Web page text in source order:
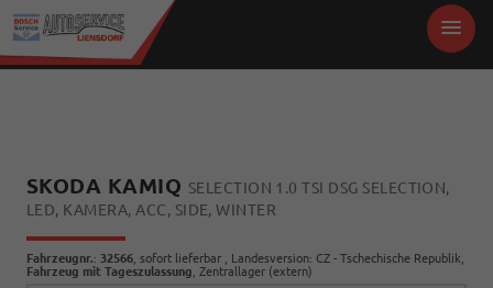
SKODA KAMIQ SELECTION 1.0 TSI DSG SELECTION,
LED, KAMERA, ACC, SIDE, WINTER
Fahrzeugnr.: 32566 sofort lieferbar , Landesversion: CZ - Tschechische Republik,
Fahrzeug mit Tageszulassung , Zentrallager (extern)